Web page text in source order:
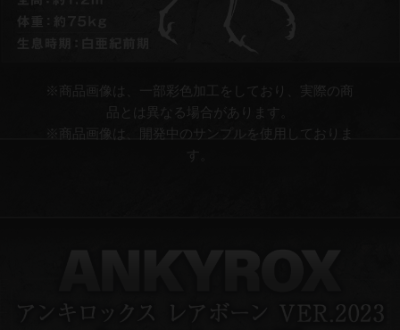
※商品画像は、一部彩色加工をしており、実際の商
品とは異なる場合があります。​
※商品画像は、開発中のサンプルを使用しておりま
す。​